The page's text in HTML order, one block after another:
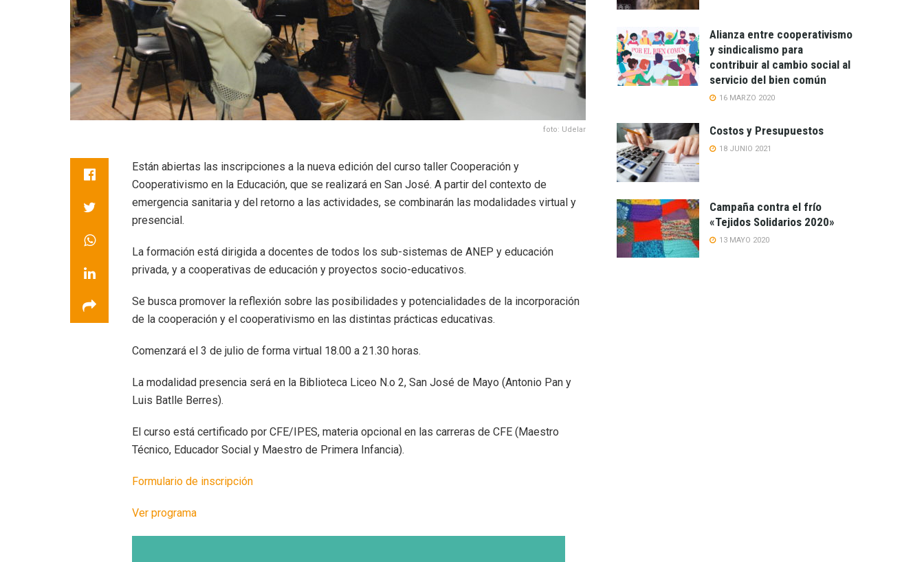
foto: Udelar
Están abiertas las inscripciones a la nueva edición del curso taller Cooperación y
Cooperativismo en la Educación, que se realizará en San José. A partir del contexto de
emergencia sanitaria y del retorno a las actividades, se combinarán las modalidades virtual y
presencial.
La formación está dirigida a docentes de todos los sub-sistemas de ANEP y educación
privada, y a cooperativas de educación y proyectos socio-educativos.
Se busca promover la reflexión sobre las posibilidades y potencialidades de la incorporación
de la cooperación y el cooperativismo en las distintas prácticas educativas.
Comenzará el 3 de julio de forma virtual 18.00 a 21.30 horas.
La modalidad presencia será en la Biblioteca Liceo N.o 2, San José de Mayo (Antonio Pan y
Luis Batlle Berres).
El curso está certificado por CFE/IPES, materia opcional en las carreras de CFE (Maestro
Técnico, Educador Social y Maestro de Primera Infancia).
Formulario de inscripción
Ver programa
Alianza entre cooperativismo
y sindicalismo para
contribuir al cambio social al
servicio del bien común
16 MARZO 2020
Costos y Presupuestos
18 JUNIO 2021
Campaña contra el frío
«Tejidos Solidarios 2020»
13 MAYO 2020